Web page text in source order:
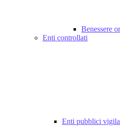
Benessere
Enti controllati
Enti pubblici